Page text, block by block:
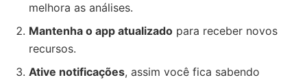
melhora as análises.
Mantenha o app atualizado para receber novos
recursos.
Ative notificações, assim você fica sabendo